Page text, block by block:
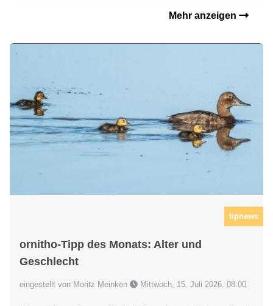
Mehr anzeigen
tipnews
ornitho-Tipp des Monats: Alter und
Geschlecht
eingestellt von Moritz Meinken Mittwoch, 15. Juli 2026, 08:00